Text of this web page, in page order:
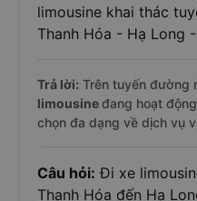
limousine khai thác
Thanh Hóa - Hạ Long
Trả lời: Trên tuyến đường
limousineđang hoạt
chọn đa dạng về dịch vụ
Câu hỏi: Đi xe
Thanh Hóa đến Hạ